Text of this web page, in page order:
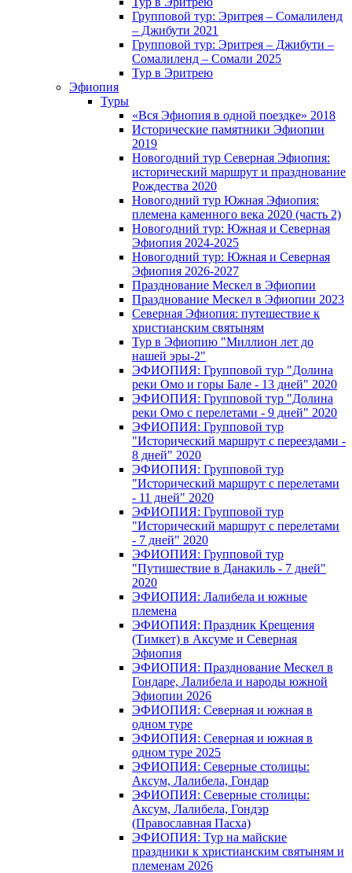
Групповой тур: Эритрея – Cомалиленд
– Джибути 2021
Групповой тур: Эритрея – Джибути –
Сомалиленд – Сомали 2025
Тур в Эритрею
Эфиопия
Туры
«Вся Эфиопия в одной поездке» 2018
Исторические памятники Эфиопии
2019
Новогодний тур Северная Эфиопия:
исторический маршрут и празднование
Рождества 2020
Новогодний тур Южная Эфиопия:
племена каменного века 2020 (часть 2)
Новогодний тур: Южная и Северная
Эфиопия 2024-2025
Новогодний тур: Южная и Северная
Эфиопия 2026-2027
Празднование Мескел в Эфиопии
Празднование Мескел в Эфиопии 2023
Северная Эфиопия: путешествие к
христианским святыням
Тур в Эфиопию "Миллион лет до
нашей эры-2"
ЭФИОПИЯ: Групповой тур "Долина
реки Омо и горы Бале - 13 дней" 2020
ЭФИОПИЯ: Групповой тур "Долина
реки Омо с перелетами - 9 дней" 2020
ЭФИОПИЯ: Групповой тур
"Исторический маршрут с переездами -
8 дней" 2020
ЭФИОПИЯ: Групповой тур
"Исторический маршрут с перелетами
- 11 дней" 2020
ЭФИОПИЯ: Групповой тур
"Исторический маршрут с перелетами
- 7 дней" 2020
ЭФИОПИЯ: Групповой тур
"Путишествие в Данакиль - 7 дней"
2020
ЭФИОПИЯ: Лалибела и южные
племена
ЭФИОПИЯ: Праздник Крещения
(Тимкет) в Аксуме и Северная
Эфиопия
ЭФИОПИЯ: Празднование Мескел в
Гондаре, Лалибела и народы южной
Эфиопии 2026
ЭФИОПИЯ: Северная и южная в
одном туре
ЭФИОПИЯ: Северная и южная в
одном туре 2025
ЭФИОПИЯ: Северные столицы:
Аксум, Лалибела, Гондар
ЭФИОПИЯ: Северные столицы:
Аксум, Лалибела, Гондэр
(Православная Пасха)
ЭФИОПИЯ: Тур на майские
праздники к христианским святыням и
племенам 2026